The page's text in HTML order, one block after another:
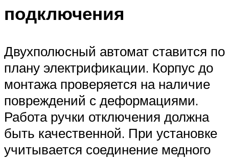
подключения
Двухполюсный автомат ставится по
плану электрификации. Корпус до
монтажа проверяется на наличие
повреждений с деформациями.
Работа ручки отключения должна
быть качественной. При установке
учитывается соединение медного